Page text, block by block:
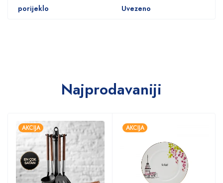
porijeklo Uvezeno
Najprodavaniji
AKCIJA AKCIJA